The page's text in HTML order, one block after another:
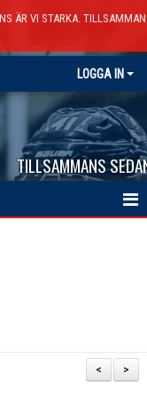
ÄR VI STARKA.
LOGGA IN
TILLSAMMANS
>
<